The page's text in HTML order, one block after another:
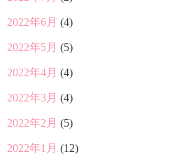
2022年6月 (4)
2022年5月 (5)
2022年4月 (4)
2022年3月 (4)
2022年2月 (5)
2022年1月 (12)